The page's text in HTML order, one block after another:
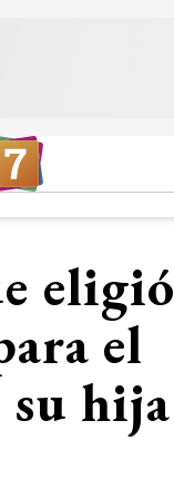
eligió
el
su hija